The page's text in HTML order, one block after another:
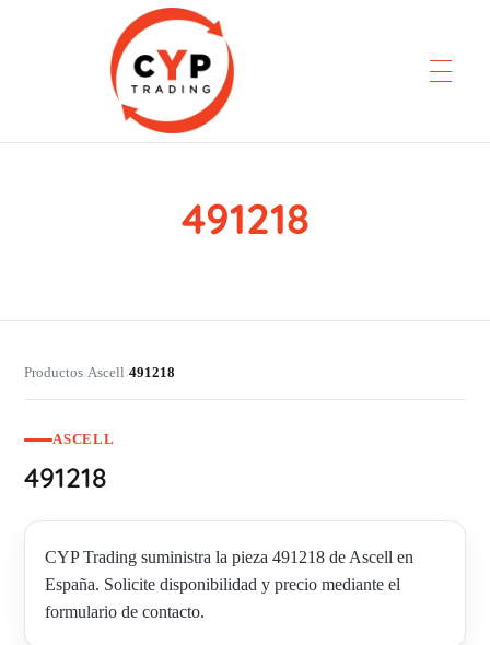
491218
Productos›Ascell›491218
ASCELL
491218
CYP Trading suministra la pieza 491218 de Ascell en
España. Solicite disponibilidad y precio mediante el
formulario de contacto.